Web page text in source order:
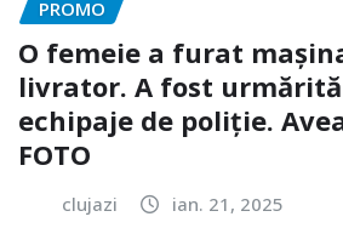
PROMO
O femeie a furat
livrator. A fost urmărită
echipaje de poliție.
FOTO
clujazi ian. 21, 2025